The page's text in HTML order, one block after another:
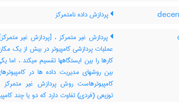
پردازش داده نامتمرکز
پردازش غیر متمرکز ، [پردازش غیر
عملیات پردازشی کامپیوتر در بیش از یک
کارها را بین ایستگاهها تقسیم میکند ، اما
بین روشهای مدیریت داده ها در
کامپیوترهاست روش پردازش غیر
توزیعی (فردی) تفاوت دارد که دو یا چند